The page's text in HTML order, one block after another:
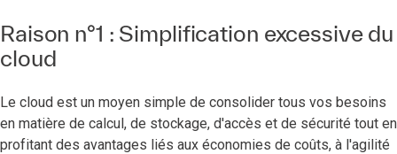
Raison n°1 : Simplification excessive du
cloud
Le cloud est un moyen simple de consolider tous vos besoins
en matière de calcul, de stockage, d'accès et de sécurité tout en
profitant des avantages liés aux économies de coûts, à l'agilité